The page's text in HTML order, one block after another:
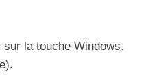
la touche Windows.